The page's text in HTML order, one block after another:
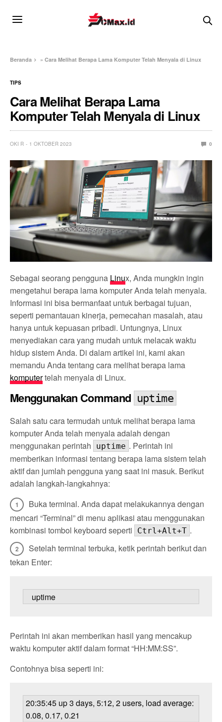
Beranda »Cara Melihat Berapa Lama Komputer Telah Menyala di Linux
TIPS
Cara Melihat Berapa Lama
Komputer Telah Menyala di Linux
OKI R 1 OKTOBER 2023 0
Sebagai seorang pengguna Linux, Anda mungkin ingin
mengetahui berapa lama komputer Anda telah menyala.
Informasi ini bisa bermanfaat untuk berbagai tujuan,
seperti pemantauan kinerja, pemecahan masalah, atau
hanya untuk kepuasan pribadi. Untungnya, Linux
menyediakan cara yang mudah untuk melacak waktu
hidup sistem Anda. Di dalam artikel ini, kami akan
memandu Anda tentang cara melihat berapa lama
komputertelah menyala di Linux.
Menggunakan Command uptime
Salah satu cara termudah untuk melihat berapa lama
komputer Anda telah menyala adalah dengan
menggunakan perintah
uptime . Perintah ini
memberikan informasi tentang berapa lama sistem telah
aktif dan jumlah pengguna yang saat ini masuk. Berikut
adalah langkah-langkahnya:
Buka terminal. Anda dapat melakukannya dengan
mencari “Terminal” di menu aplikasi atau menggunakan
kombinasi tombol keyboard seperti
Ctrl+Alt+T .
Setelah terminal terbuka, ketik perintah berikut dan
tekan Enter:
   uptime
Perintah ini akan memberikan hasil yang mencakup
waktu komputer aktif dalam format “HH:MM:SS”.
Contohnya bisa seperti ini:
20:35:45 up 3 days, 5:12, 2 users, load average:
0.08, 0.17, 0.21